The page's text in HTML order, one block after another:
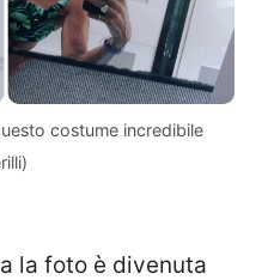
costume incredibile
la foto è divenuta